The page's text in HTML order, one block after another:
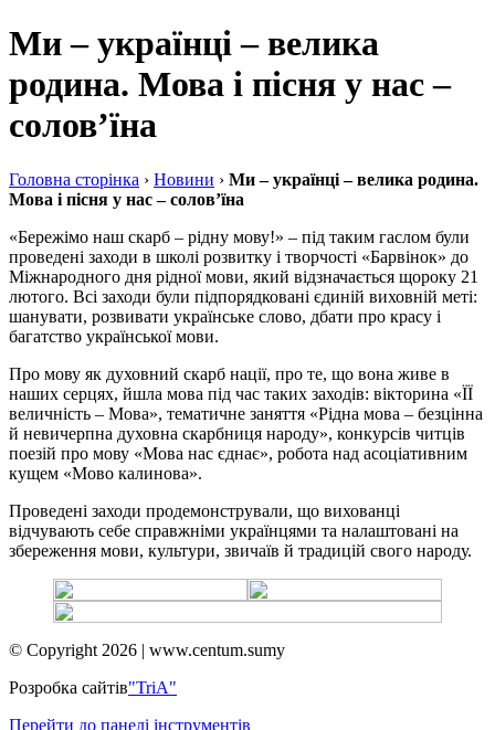
Ми – українці – велика
родина. Мова і пісня у нас –
солов’їна
Головна сторiнка › Новини › Ми – українці – велика родина.
Мова і пісня у нас – солов’їна
«Бережімо наш скарб – рідну мову!» – під таким гаслом були
проведені заходи в школі розвитку і творчості «Барвінок» до
Міжнародного дня рідної мови, який відзначається щороку 21
лютого. Всі заходи були підпорядковані єдиній виховній меті:
шанувати, розвивати українське слово, дбати про красу і
багатство української мови.
Про мову як духовний скарб нації, про те, що вона живе в
наших серцях, йшла мова під час таких заходів: вікторина «ЇЇ
величність – Мова», тематичне заняття «Рідна мова – безцінна
й невичерпна духовна скарбниця народу», конкурсів читців
поезій про мову «Мова нас єднає», робота над асоціативним
кущем «Мово калинова».
Проведені заходи продемонстрували, що вихованці
відчувають себе справжніми українцями та налаштовані на
збереження мови, культури, звичаїв й традицій свого народу.
© Copyright 2026 | www.centum.sumy
Розробка сайтів"TriA"
Перейти до панелі інструментів